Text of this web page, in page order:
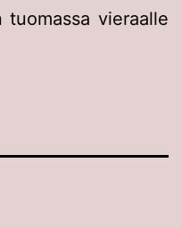
vieraalle